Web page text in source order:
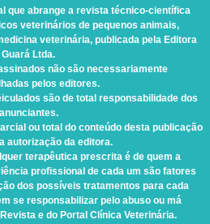
que abrange a revista técnico-científica
veterinários de pequenos animais,
veterinária, publicada pela Editora
Guará Ltda.
não são necessariamente
pelos editores.
são de total responsabilidade dos
anunciantes.
ou total do conteúdo desta publicação
autorização da editora.
terapêutica prescrita é de quem a
profissional de cada um são fatores
dos possíveis tratamentos para cada
se responsabilizar pelo abuso ou má
e do Portal Clínica Veterinária.